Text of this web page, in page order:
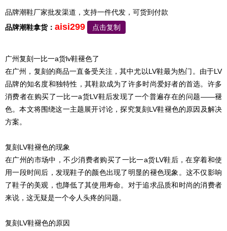
品牌潮鞋厂家批发渠道，支持一件代发，可货到付款
品牌潮鞋拿货： aisi299 点击复制
广州复刻一比一a货lv鞋褪色了
在广州，复刻的商品一直备受关注，其中尤以LV鞋最为热门。由于LV
品牌的知名度和独特性，其鞋款成为了许多时尚爱好者的首选。许多
消费者在购买了一比一a货LV鞋后发现了一个普遍存在的问题——褪
色。本文将围绕这一主题展开讨论，探究复刻LV鞋褪色的原因及解决
方案。
复刻LV鞋褪色的现象
在广州的市场中，不少消费者购买了一比一a货LV鞋后，在穿着和使
用一段时间后，发现鞋子的颜色出现了明显的褪色现象。这不仅影响
了鞋子的美观，也降低了其使用寿命。对于追求品质和时尚的消费者
来说，这无疑是一个令人头疼的问题。
复刻LV鞋褪色的原因